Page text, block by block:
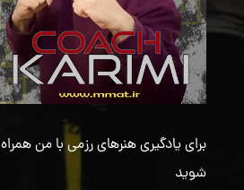
برای یادگیری هنرهای رزمی با من همراه
شوید